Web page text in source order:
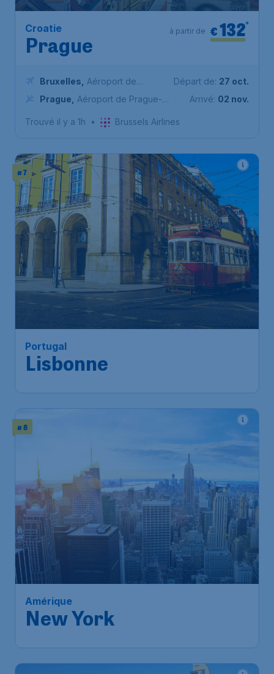
Croatie
Prague
€132*
à partir de
Bruxelles
Aéroport de
Bruxelles-National
Prague
Aéroport de Prague-
Départ de: 27 oct.
Arrivé: 02 nov.
Trouvé il y a 1h • Brussels Airlines
# 7
Portugal
Lisbonne
€112*
à partir de
Bruxelles-National
Lisbonne
international de Lisbonne
# 8
Amérique
New York
€433*
à partir de
Bruxelles-National
New York ,
Aéroport
international de Newark-Liberty